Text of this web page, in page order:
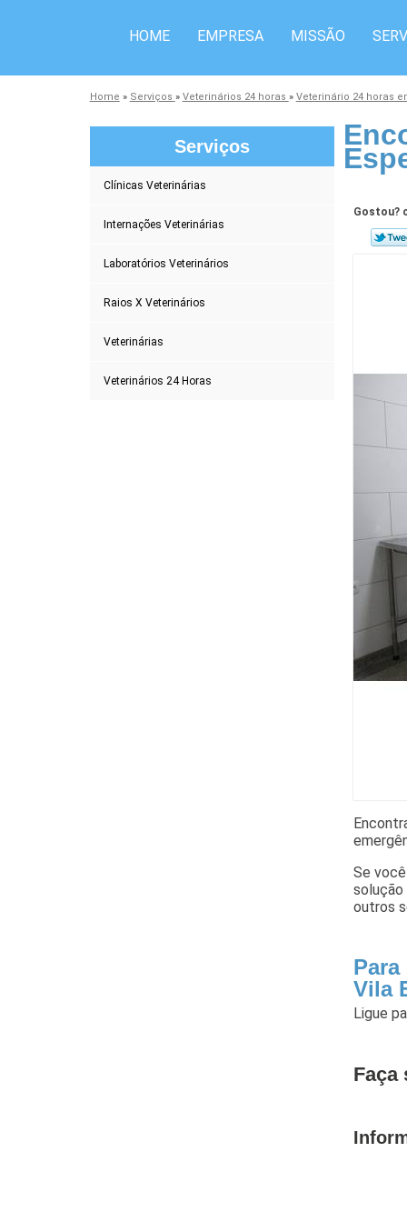
HOME EMPRESA MISSÃO
Home » Serviços » Veterinários 24 horas » Veterinário 24 horas
Serviços
Clínicas Veterinárias
Internações Veterinárias
Laboratórios Veterinários
Raios X Veterinários
Veterinárias
Veterinários 24 Horas
Gostou?
Se
solução
outros
Vila
Ligue
Faça